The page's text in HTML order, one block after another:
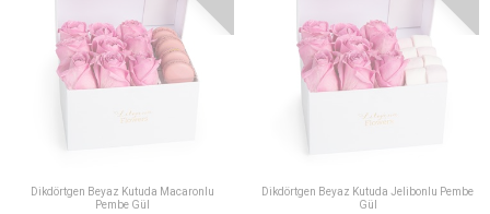
Dikdörtgen Beyaz Kutuda Macaronlu
Pembe Gül
Dikdörtgen Beyaz Kutuda Jelibonlu Pembe
Gül